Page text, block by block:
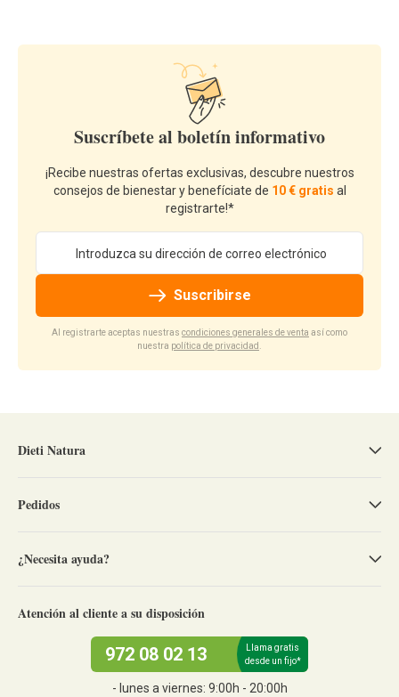
Suscríbete al boletín informativo
¡Recibe nuestras ofertas exclusivas, descubre nuestros
consejos de bienestar y benefíciate de 10 € gratis al
registrarte!*
Suscribirse
Al registrarte aceptas nuestras condiciones generales de venta así como
nuestra política de privacidad .
Dieti Natura
Pedidos
¿Necesita ayuda?
Atención al cliente a su disposición
972 08 02 13
Llama gratis
desde un fijo*
- lunes a viernes: 9:00h - 20:00h